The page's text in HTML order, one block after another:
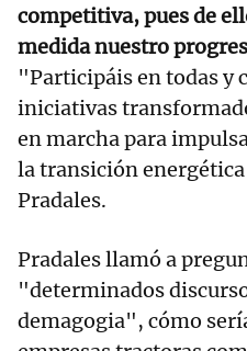
competitiva, pues de
medida nuestro
"Participáis en todas y
iniciativas
en marcha para
la transición
Pradales.
Pradales llamó a
"determinados
demagogia", cómo